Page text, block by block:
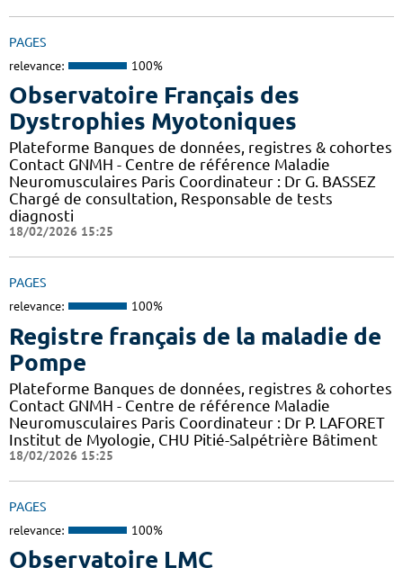
PAGES
relevance: 100%
Observatoire Français des
Dystrophies Myotoniques
Plateforme Banques de données, registres & cohortes
Contact GNMH - Centre de référence Maladie
Neuromusculaires Paris Coordinateur : Dr G. BASSEZ
Chargé de consultation, Responsable de tests
diagnosti
18/02/2026 15:25
PAGES
relevance: 100%
Registre français de la maladie de
Pompe
Plateforme Banques de données, registres & cohortes
Contact GNMH - Centre de référence Maladie
Neuromusculaires Paris Coordinateur : Dr P. LAFORET
Institut de Myologie, CHU Pitié-Salpétrière Bâtiment
18/02/2026 15:25
PAGES
relevance: 100%
Observatoire LMC